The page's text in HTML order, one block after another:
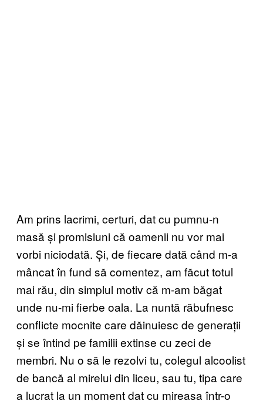
Am prins lacrimi, certuri, dat cu pumnu-n
masă și promisiuni că oamenii nu vor mai
vorbi niciodată. Și, de fiecare dată când m-a
mâncat în fund să comentez, am făcut totul
mai rău, din simplul motiv că m-am băgat
unde nu-mi fierbe oala. La nuntă răbufnesc
conflicte mocnite care dăinuiesc de generații
și se întind pe familii extinse cu zeci de
membri. Nu o să le rezolvi tu, colegul alcoolist
de bancă al mirelui din liceu, sau tu, tipa care
a lucrat la un moment dat cu mireasa într-o